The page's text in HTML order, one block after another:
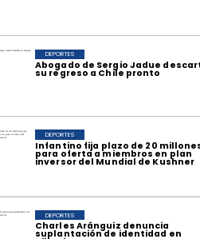
Abogado de Sergio Jadue
su regreso a Chile pronto
DEPORTES
Infantino fija plazo de 20
para oferta a miembros en plan
inversor del Mundial de Kushner
DEPORTES
Charles Aránguiz denuncia
suplantación de identidad en
DEPORTES